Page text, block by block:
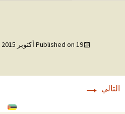
Published on 19 أكتوبر 2015
التالي →